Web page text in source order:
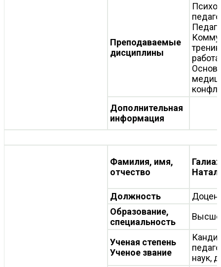
Преподаваемые
дисциплины
Дополнительная
информация
Фамилия, имя,
отчество
Должность
Образование,
специальность
Ученая степень
Ученое звание
наук,